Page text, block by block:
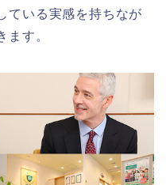
ている実感を持ちなが
ます。